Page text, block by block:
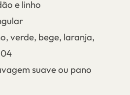
e linho
verde, bege, laranja,
suave ou pano